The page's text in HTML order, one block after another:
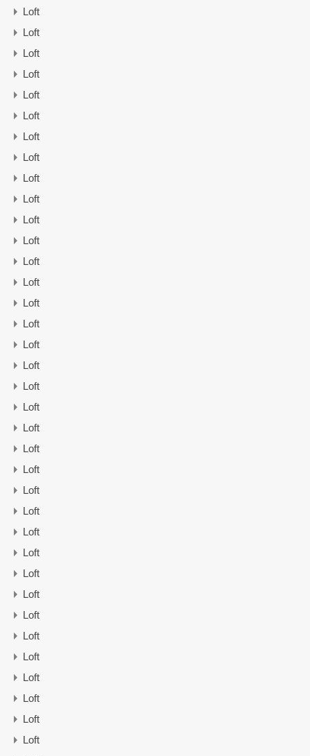
Loft
Loft
Loft
Loft
Loft
Loft
Loft
Loft
Loft
Loft
Loft
Loft
Loft
Loft
Loft
Loft
Loft
Loft
Loft
Loft
Loft
Loft
Loft
Loft
Loft
Loft
Loft
Loft
Loft
Loft
Loft
Loft
Loft
Loft
Loft
Loft